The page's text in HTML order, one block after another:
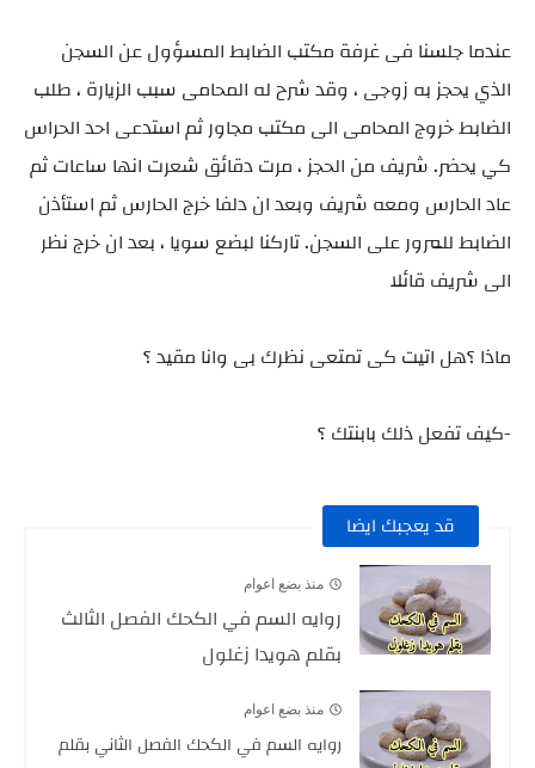
عندما جلسنا فى غرفة مكتب الضابط المسؤول عن السجن
الذي يحجز به زوجى ، وقد شرح له المحامى سبب الزيارة ، طلب
الضابط خروج المحامى الى مكتب مجاور ثم استدعى احد الحراس
كي يحضر. شريف من الحجز ، مرت دقائق شعرت انها ساعات ثم
عاد الحارس ومعه شريف وبعد ان دلفا خرج الحارس ثم استأذن
الضابط للمرور على السجن. تاركنا لبضع سويا ، بعد ان خرج نظر
الى شريف قائلا
ماذا ؟هل اتيت كى تمتعى نظرك بى وانا مقيد ؟
-كيف تفعل ذلك بابنتك ؟
قد يعجبك ايضا
منذ بضع اعوام
روايه السم في الكحك الفصل الثالث
بقلم هويدا زغلول
منذ بضع اعوام
روايه السم في الكحك الفصل الثاني بقلم